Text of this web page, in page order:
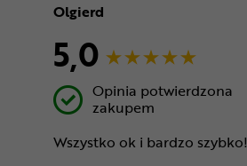
Olgierd
5,0
Opinia potwierdzona
zakupem
Wszystko ok i bardzo szybko!